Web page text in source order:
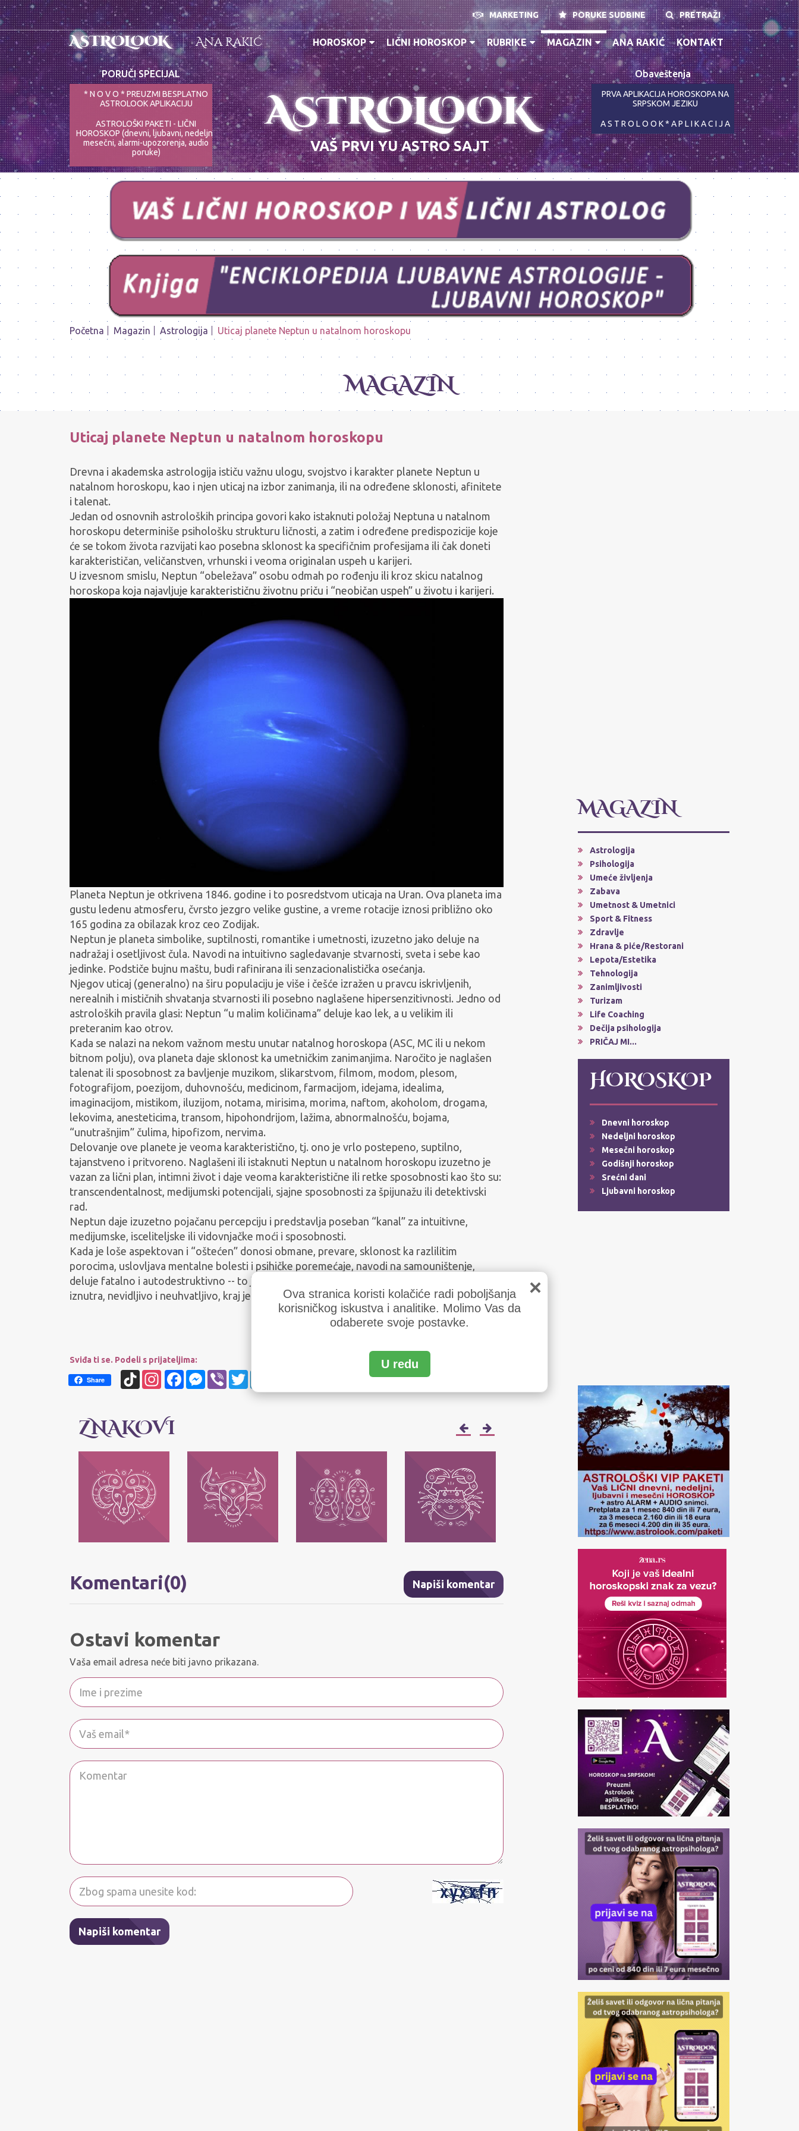
MARKETING PORUKE SUDBINE PRETRAŽI
ASTROLOOK Ana Rakić HOROSKOP LIČNI HOROSKOP RUBRIKE MAGAZIN ANA RAKIĆ KONTAKT
ASTROLOOK
VAŠ PRVI YU ASTRO SAJT
Obaveštenja
PRVA APLIKACIJA HOROSKOPA NA
SRPSKOM JEZIKU
A S T R O L O O K * A P L I K A C I J A
PORUČI SPECIJAL
* N O V O * PREUZMI BESPLATNO
ASTROLOOK APLIKACIJU
ASTROLOŠKI PAKETI - LIČNI
HOROSKOP (dnevni, ljubavni, nedeljni,
mesečni, alarmi-upozorenja, audio
poruke)
ASTRO-PSIHOLOG - NAJPRECIZNIJE
ANALIZE
Početna Magazin Astrologija Uticaj planete Neptun u natalnom horoskopu
MAGAZIN
Uticaj planete Neptun u natalnom horoskopu
Drevna i akademska astrologija ističu važnu ulogu, svojstvo i karakter planete Neptun u
natalnom horoskopu, kao i njen uticaj na izbor zanimanja, ili na određene sklonosti, afinitete
i talenat.
Jedan od osnovnih astroloških principa govori kako istaknuti položaj Neptuna u natalnom
horoskopu determiniše psihološku strukturu ličnosti, a zatim i određene predispozicije koje
će se tokom života razvijati kao posebna sklonost ka specifičnim profesijama ili čak doneti
karakterističan, veličanstven, vrhunski i veoma originalan uspeh u karijeri.
U izvesnom smislu, Neptun “obeležava” osobu odmah po rođenju ili kroz skicu natalnog
horoskopa koja najavljuje karakterističnu životnu priču i “neobičan uspeh” u životu i karijeri.
Planeta Neptun je otkrivena 1846. godine i to posredstvom uticaja na Uran. Ova planeta ima
gustu ledenu atmosferu, čvrsto jezgro velike gustine, a vreme rotacije iznosi približno oko
165 godina za obilazak kroz ceo Zodijak.
Neptun je planeta simbolike, suptilnosti, romantike i umetnosti, izuzetno jako deluje na
nadražaj i osetljivost čula. Navodi na intuitivno sagledavanje stvarnosti, sveta i sebe kao
jedinke. Podstiče bujnu maštu, budi rafinirana ili senzacionalistička osećanja.
Njegov uticaj (generalno) na širu populaciju je više i češće izražen u pravcu iskrivljenih,
nerealnih i mističnih shvatanja stvarnosti ili posebno naglašene hipersenzitivnosti. Jedno od
astroloških pravila glasi: Neptun “u malim količinama” deluje kao lek, a u velikim ili
preteranim kao otrov.
Kada se nalazi na nekom važnom mestu unutar natalnog horoskopa (ASC, MC ili u nekom
bitnom polju), ova planeta daje sklonost ka umetničkim zanimanjima. Naročito je naglašen
talenat ili sposobnost za bavljenje muzikom, slikarstvom, filmom, modom, plesom,
fotografijom, poezijom, duhovnošću, medicinom, farmacijom, idejama, idealima,
imaginacijom, mistikom, iluzijom, notama, mirisima, morima, naftom, akoholom, drogama,
lekovima, anesteticima, transom, hipohondrijom, lažima, abnormalnošću, bojama,
“unutrašnjim” čulima, hipofizom, nervima.
Delovanje ove planete je veoma karakteristično, tj. ono je vrlo postepeno, suptilno,
tajanstveno i pritvoreno. Naglašeni ili istaknuti Neptun u natalnom horoskopu izuzetno je
vazan za lični plan, intimni život i daje veoma karakteristične ili retke sposobnosti kao što su:
transcendentalnost, medijumski potencijali, sjajne sposobnosti za špijunažu ili detektivski
rad.
Neptun daje izuzetno pojačanu percepciju i predstavlja poseban “kanal” za intuitivne,
medijumske, isceliteljske ili vidovnjačke moći i sposobnosti.
Kada je loše aspektovan i “oštećen” donosi obmane, prevare, sklonost ka razlilitim
porocima, uslovljava mentalne bolesti i psihičke poremećaje, navodi na samouništenje,
deluje fatalno i autodestruktivno -- to je energija koja “otrovno” razara dušu i psihu, deluje
iznutra, nevidljivo i neuhvatljivo, kraj je uvek tragičan, spektakularan i veoma dramatičan.
Sviđa ti se. Podeli s prijateljima:
Share
TikTok InstagramFacebookMessenger
Viber Twitter
Copy
ZNAKOVI
OVAN
Njihov moto je: Ja sam!
Najvažnije im je da svako
može da bude ono što jeste,
bez pretvaranja.
BIK
Njihov moto je: Ja imam -
posedujem! Najvažnije im je
da zadrže ono što im pripada.
BLIZANCI
Njihov moto je: Ja mislim!
Najvažnija im je: sloboda
mišljenja.
RAK
Njihov moto je: Ja osećam!
Najvažnije im je da uživaju u
svojim osećanjima.
Njihov moto je: Ja želim!
Najvažnije im je da se pokažu
DEVICA
Njihov moto je: Ja analiziram
- zaključujem! Najvažnije im
je donošenje odluka.
Komentari(0) Napiši komentar
Ostavi komentar
Vaša email adresa neće biti javno prikazana.
Napiši komentar
MAGAZIN
Astrologija
Psihologija
Umeće življenja
Zabava
Umetnost & Umetnici
Sport & Fitness
Zdravlje
Hrana & piće/Restorani
Lepota/Estetika
Tehnologija
Zanimljivosti
Turizam
Life Coaching
Dečija psihologija
PRIČAJ MI...
HOROSKOP
Dnevni horoskop
Nedeljni horoskop
Mesečni horoskop
Godišnji horoskop
Srećni dani
Ljubavni horoskop
×
Ova stranica koristi kolačiće radi poboljšanja
korisničkog iskustva i analitike. Molimo Vas da
odaberete svoje postavke.
U redu